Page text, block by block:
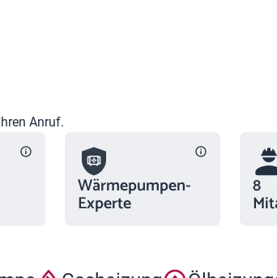
Anruf.
Wärmepumpen-
Experte
8